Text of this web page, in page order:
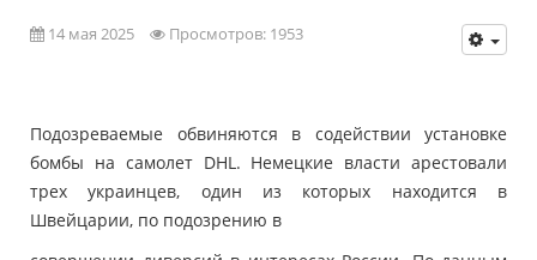
14 мая 2025 Просмотров: 1953
Подозреваемые обвиняются в содействии установке
бомбы на самолет DHL. Немецкие власти арестовали
трех украинцев, один из которых находится в
Швейцарии, по подозрению в